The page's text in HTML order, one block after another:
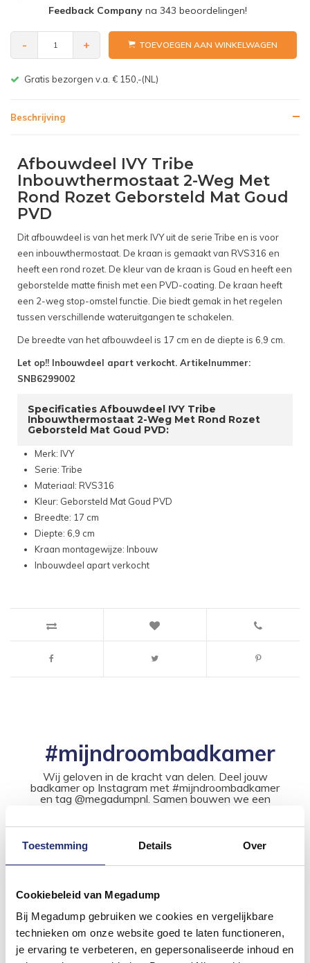
Toestemming Details Over
Cookiebeleid van Megadump
Bij Megadump gebruiken we cookies en vergelijkbare
technieken om onze website goed te laten functioneren,
je ervaring te verbeteren, en gepersonaliseerde inhoud en
Feedback Companyna 343 beoordelingen!
- + TOEVOEGEN AAN WINKELWAGEN
Gratis bezorgen v.a. € 150,-(NL)
Beschrijving
Afbouwdeel IVY Tribe
Inbouwthermostaat 2-Weg Met
Rond Rozet Geborsteld Mat Goud
PVD
Dit afbouwdeel is van het merk IVY uit de serie Tribe en is voor
een inbouwthermostaat. De kraan is gemaakt van RVS316 en
heeft een rond rozet. De kleur van de kraan is Goud en heeft een
geborstelde matte finish met een PVD-coating. De kraan heeft
een 2-weg stop-omstel functie. Die biedt gemak in het regelen
tussen verschillende wateruitgangen te schakelen.
De breedte van het afbouwdeel is 17 cm en de diepte is 6,9 cm.
Let op!! Inbouwdeel apart verkocht. Artikelnummer:
SNB6299002
Specificaties Afbouwdeel IVY Tribe
Inbouwthermostaat 2-Weg Met Rond Rozet
Geborsteld Mat Goud PVD:
Merk: IVY
Serie: Tribe
Materiaal: RVS316
Kleur: Geborsteld Mat Goud PVD
Breedte: 17 cm
Diepte: 6,9 cm
Kraan montagewijze: Inbouw
Inbouwdeel apart verkocht
#mijndroombadkamer
Wij geloven in de kracht van delen. Deel jouw
badkamer op Instagram met #mijndroombadkamer
en tag @megadumpnl. Samen bouwen we een